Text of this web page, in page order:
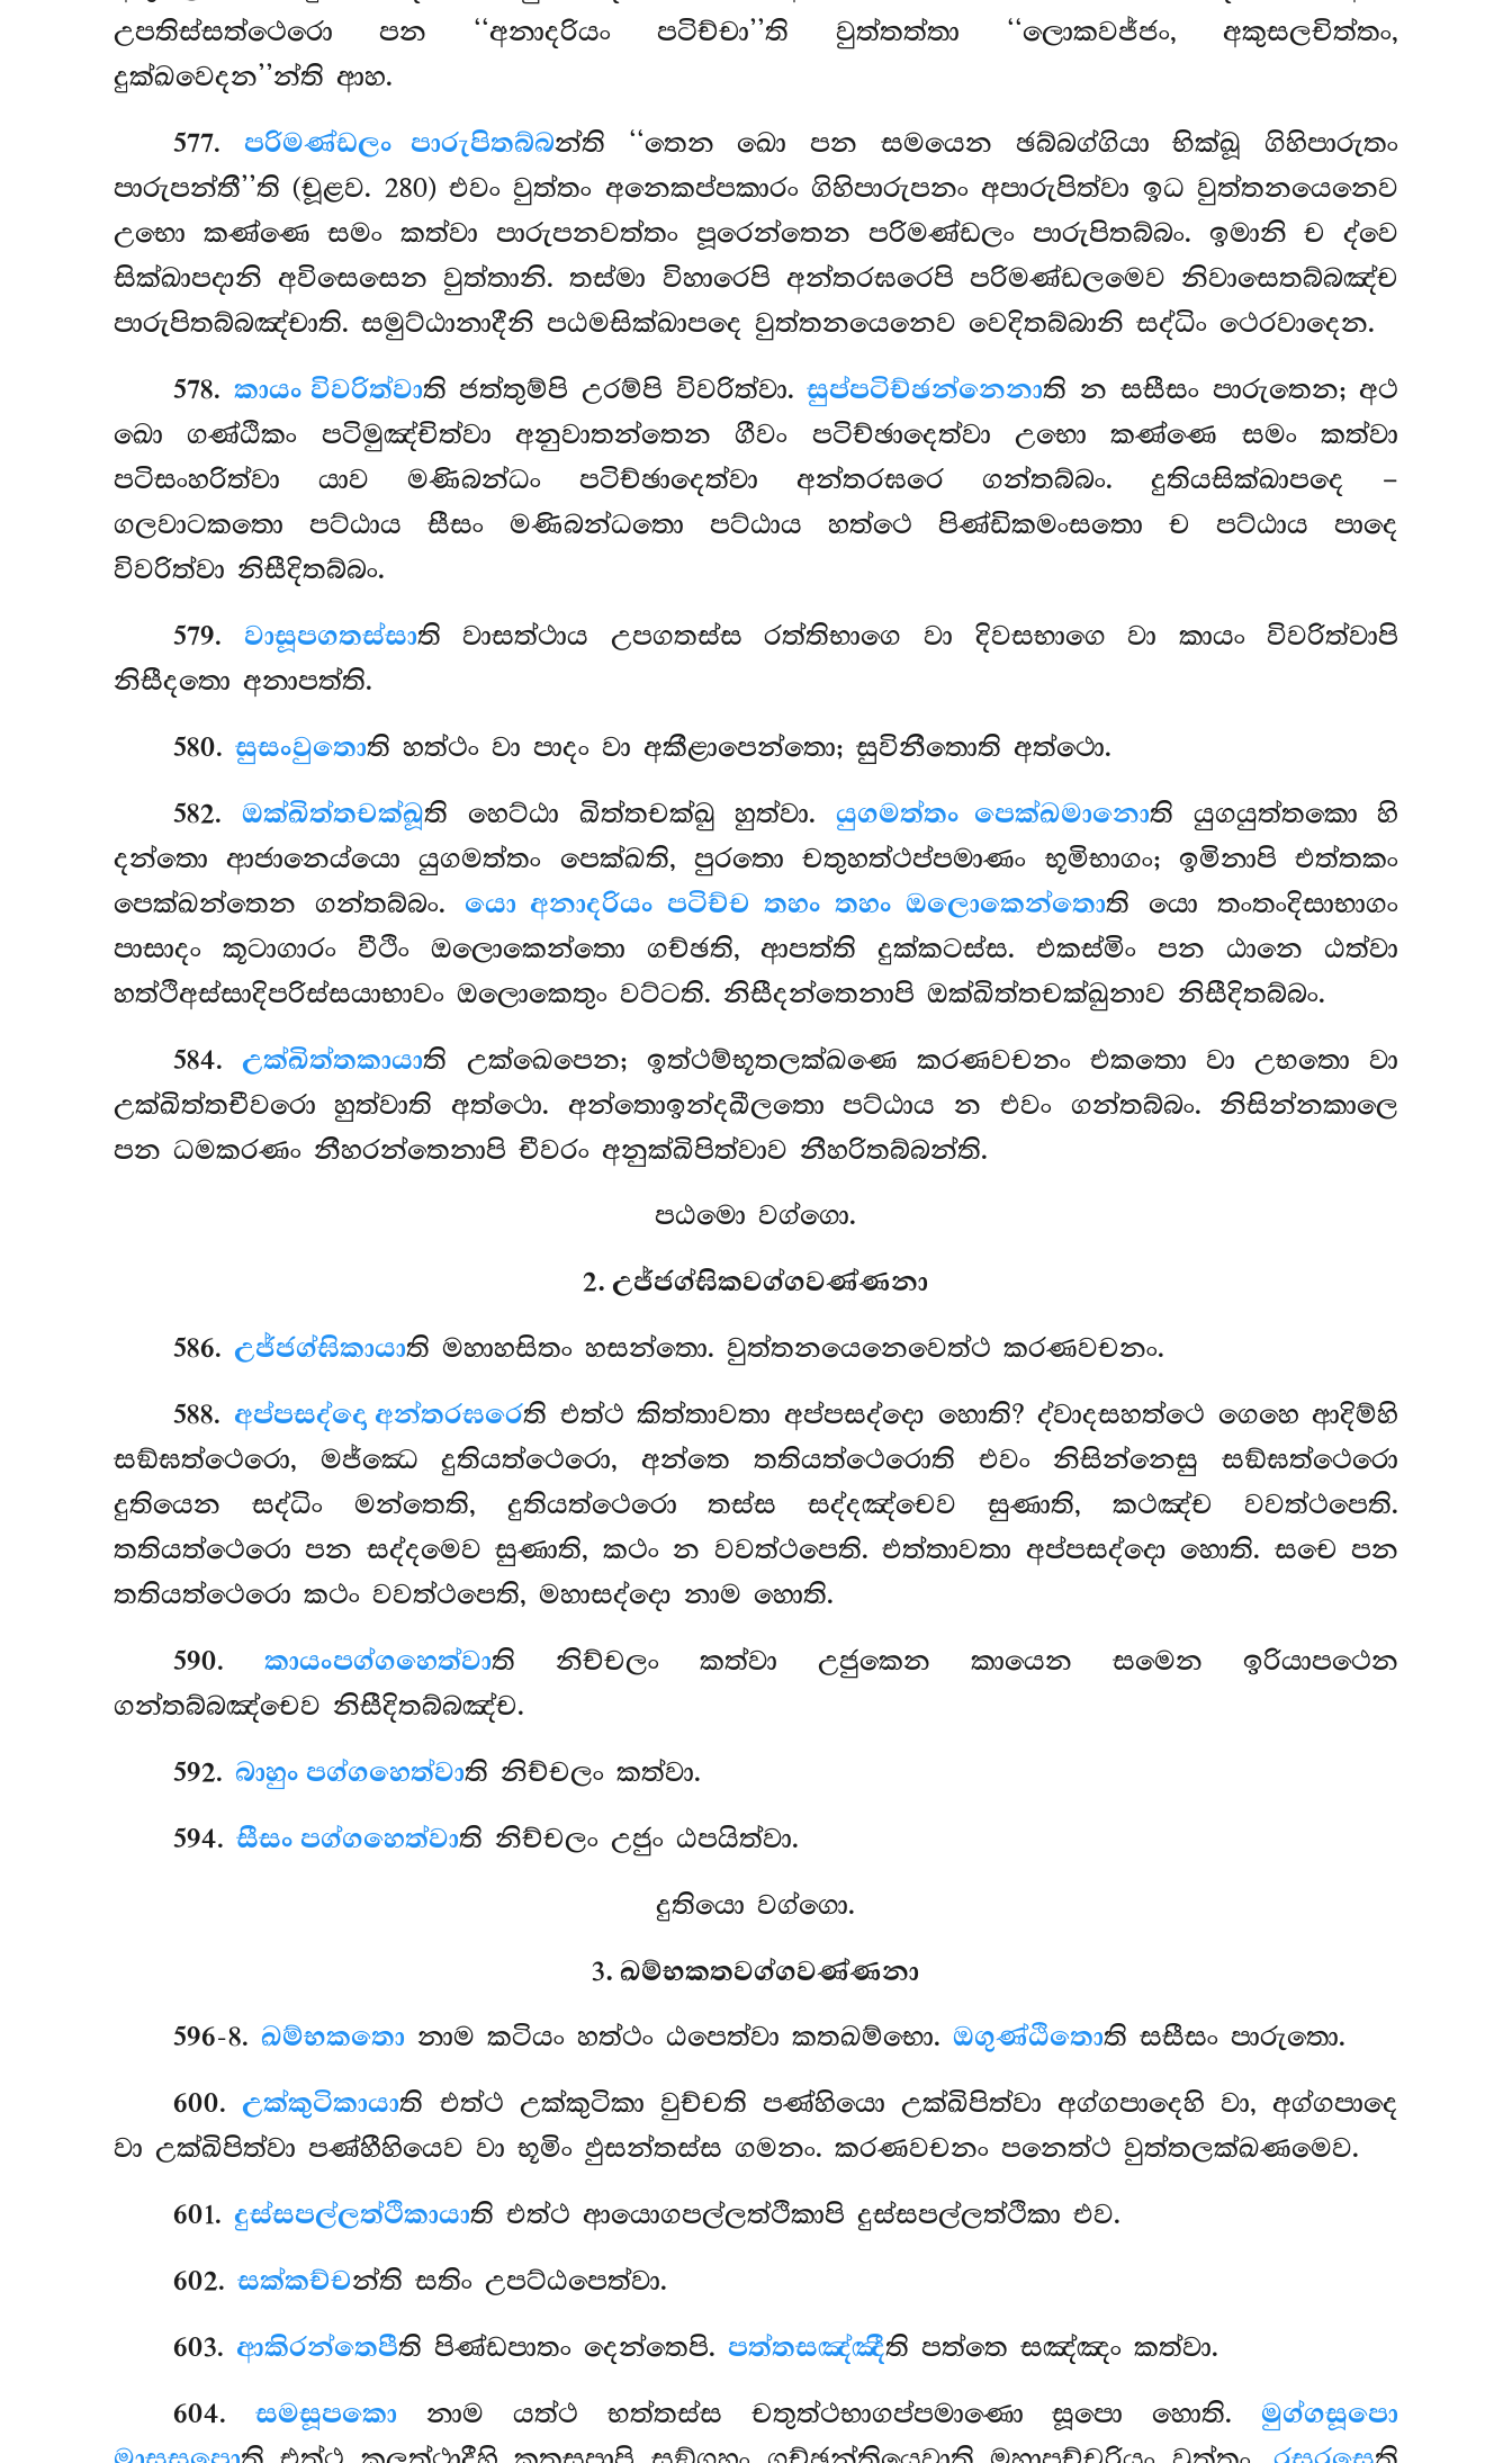
උපතිස්සත්ථෙරො පන ‘‘අනාදරියං පටිච්චා’’ති වුත්තත්තා ‘‘ලොකවජ්ජං, අකුසලචිත්තං,
දුක්ඛවෙදන’’න්ති ආහ.
577.පරිමණ්ඩලං පාරුපිතබ්බන්ති ‘‘තෙන ඛො පන සමයෙන ඡබ්බග්ගියා භික්ඛූ ගිහිපාරුතං
පාරුපන්තී’’ති (චූළව. 280) එවං වුත්තං අනෙකප්පකාරං ගිහිපාරුපනං අපාරුපිත්වා ඉධ වුත්තනයෙනෙව
උභො කණ්ණෙ සමං කත්වා පාරුපනවත්තං පූරෙන්තෙන පරිමණ්ඩලං පාරුපිතබ්බං. ඉමානි ච ද්වෙ
සික්ඛාපදානි අවිසෙසෙන වුත්තානි. තස්මා විහාරෙපි අන්තරඝරෙපි පරිමණ්ඩලමෙව නිවාසෙතබ්බඤ්ච
පාරුපිතබ්බඤ්චාති. සමුට්ඨානාදීනි පඨමසික්ඛාපදෙ වුත්තනයෙනෙව වෙදිතබ්බානි සද්ධිං ථෙරවාදෙන.
578. කායං විවරිත්වාති ජත්තුම්පි උරම්පි විවරිත්වා.සුප්පටිච්ඡන්නෙනාති න සසීසං පාරුතෙන; අථ
ඛො ගණ්ඨිකං පටිමුඤ්චිත්වා අනුවාතන්තෙන ගීවං පටිච්ඡාදෙත්වා උභො කණ්ණෙ සමං කත්වා
පටිසංහරිත්වා යාව මණිබන්ධං පටිච්ඡාදෙත්වා අන්තරඝරෙ ගන්තබ්බං. දුතියසික්ඛාපදෙ –
ගලවාටකතො පට්ඨාය සීසං මණිබන්ධතො පට්ඨාය හත්ථෙ පිණ්ඩිකමංසතො ච පට්ඨාය පාදෙ
විවරිත්වා නිසීදිතබ්බං.
579. වාසූපගතස්සාති වාසත්ථාය උපගතස්ස රත්තිභාගෙ වා දිවසභාගෙ වා කායං විවරිත්වාපි
නිසීදතො අනාපත්ති.
580.සුසංවුතොති හත්ථං වා පාදං වා අකීළාපෙන්තො; සුවිනීතොති අත්ථො.
582.ඔක්ඛිත්තචක්ඛූති හෙට්ඨා ඛිත්තචක්ඛු හුත්වා.යුගමත්තං පෙක්ඛමානොති යුගයුත්තකො හි
දන්තො ආජානෙය්යො යුගමත්තං පෙක්ඛති, පුරතො චතුහත්ථප්පමාණං භූමිභාගං; ඉමිනාපි එත්තකං
පෙක්ඛන්තෙන ගන්තබ්බං. යො අනාදරියං පටිච්ච තහං තහං ඔලොකෙන්තොති යො තංතංදිසාභාගං
පාසාදං කූටාගාරං වීථිං ඔලොකෙන්තො ගච්ඡති, ආපත්ති දුක්කටස්ස. එකස්මිං පන ඨානෙ ඨත්වා
හත්ථිඅස්සාදිපරිස්සයාභාවං ඔලොකෙතුං වට්ටති. නිසීදන්තෙනාපි ඔක්ඛිත්තචක්ඛුනාව නිසීදිතබ්බං.
584.උක්ඛිත්තකායාති උක්ඛෙපෙන; ඉත්ථම්භූතලක්ඛණෙ කරණවචනං එකතො වා උභතො වා
උක්ඛිත්තචීවරො හුත්වාති අත්ථො. අන්තොඉන්දඛීලතො පට්ඨාය න එවං ගන්තබ්බං. නිසින්නකාලෙ
පන ධමකරණං නීහරන්තෙනාපි චීවරං අනුක්ඛිපිත්වාව නීහරිතබ්බන්ති.
පඨමො වග්ගො.
2. උජ්ජග්ඝිකවග්ගවණ්ණනා
586.උජ්ජග්ඝිකායාති මහාහසිතං හසන්තො. වුත්තනයෙනෙවෙත්ථ කරණවචනං.
588. අප්පසද්දො අන්තරඝරෙති එත්ථ කිත්තාවතා අප්පසද්දො හොති? ද්වාදසහත්ථෙ ගෙහෙ ආදිම්හි
සඞ්ඝත්ථෙරො, මජ්ඣෙ දුතියත්ථෙරො, අන්තෙ තතියත්ථෙරොති එවං නිසින්නෙසු සඞ්ඝත්ථෙරො
දුතියෙන සද්ධිං මන්තෙති, දුතියත්ථෙරො තස්ස සද්දඤ්චෙව සුණාති, කථඤ්ච වවත්ථපෙති.
තතියත්ථෙරො පන සද්දමෙව සුණාති, කථං න වවත්ථපෙති. එත්තාවතා අප්පසද්දො හොති. සචෙ පන
තතියත්ථෙරො කථං වවත්ථපෙති, මහාසද්දො නාම හොති.
590.කායංපග්ගහෙත්වාති නිච්චලං කත්වා උජුකෙන කායෙන සමෙන ඉරියාපථෙන
ගන්තබ්බඤ්චෙව නිසීදිතබ්බඤ්ච.
592. බාහුං පග්ගහෙත්වාති නිච්චලං කත්වා.
594.සීසං පග්ගහෙත්වාති නිච්චලං උජුං ඨපයිත්වා.
දුතියො වග්ගො.
3. ඛම්භකතවග්ගවණ්ණනා
596-8.ඛම්භකතො නාම කටියං හත්ථං ඨපෙත්වා කතඛම්භො.ඔගුණ්ඨිතොති සසීසං පාරුතො.
600.උක්කුටිකායාති එත්ථ උක්කුටිකා වුච්චති පණ්හියො උක්ඛිපිත්වා අග්ගපාදෙහි වා, අග්ගපාදෙ
වා උක්ඛිපිත්වා පණ්හීහියෙව වා භූමිං ඵුසන්තස්ස ගමනං. කරණවචනං පනෙත්ථ වුත්තලක්ඛණමෙව.
601.දුස්සපල්ලත්ථිකායාති එත්ථ ආයොගපල්ලත්ථිකාපි දුස්සපල්ලත්ථිකා එව.
602.සක්කච්චන්ති සතිං උපට්ඨපෙත්වා.
603. ආකිරන්තෙපීති පිණ්ඩපාතං දෙන්තෙපි.පත්තසඤ්ඤීති පත්තෙ සඤ්ඤං කත්වා.
604.සමසූපකො නාම යත්ථ භත්තස්ස චතුත්ථභාගප්පමාණො සූපො හොති. මුග්ගසූපො